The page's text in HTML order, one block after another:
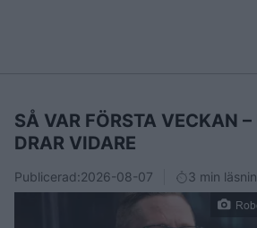
SÅ VAR FÖRSTA VECKAN –
DRAR VIDARE
Publicerad:2026-08-07 3 min